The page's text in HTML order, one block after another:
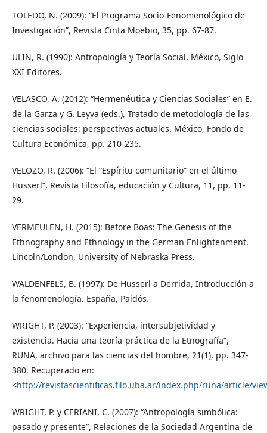
TOLEDO, N. (2009): “El Programa Socio-Fenomenológico de
Investigación”, Revista Cinta Moebio, 35, pp. 67-87.
ULIN, R. (1990): Antropología y Teoría Social. México, Siglo
XXI Editores.
VELASCO, A. (2012): “Hermenéutica y Ciencias Sociales” en E.
de la Garza y G. Leyva (eds.), Tratado de metodología de las
ciencias sociales: perspectivas actuales. México, Fondo de
Cultura Económica, pp. 210-235.
VELOZO, R. (2006): “El “Espíritu comunitario” en el último
Husserl”, Revista Filosofía, educación y Cultura, 11, pp. 11-
29.
VERMEULEN, H. (2015): Before Boas: The Genesis of the
Ethnography and Ethnology in the German Enlightenment.
Lincoln/London, University of Nebraska Press.
WALDENFELS, B. (1997): De Husserl a Derrida, Introducción a
la fenomenología. España, Paidós.
WRIGHT, P. (2003): “Experiencia, intersubjetividad y
existencia. Hacia una teoría-práctica de la Etnografía”,
RUNA, archivo para las ciencias del hombre, 21(1), pp. 347-
380. Recuperado en:
<http://revistascientificas.filo.uba.ar/index.php/runa/article/
WRIGHT, P. y CERIANI, C. (2007): “Antropología simbólica:
pasado y presente”, Relaciones de la Sociedad Argentina de